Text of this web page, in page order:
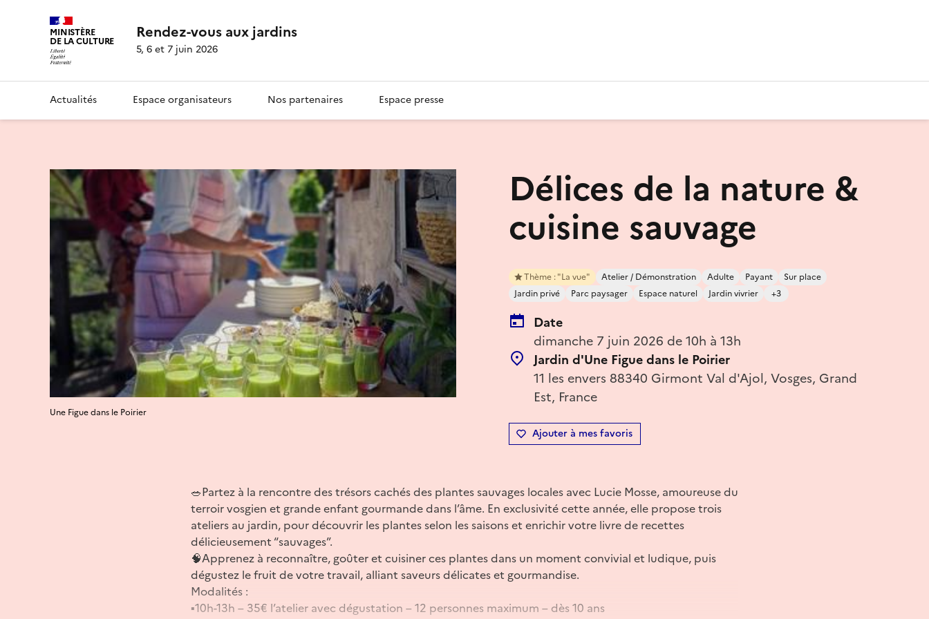
MINISTÈRE
DE LA CULTURE Rendez-vous aux jardins
5, 6 et 7 juin 2026
Actualités Espace organisateurs Nos partenaires Espace presse
Délices de la nature &
cuisine sauvage
Thème : "La vue" Atelier / Démonstration Adulte Payant
Sur place
Jardin privé
Parc paysager Espace naturel Jardin vivrier +3
Date
dimanche 7 juin 2026 de 10h à 13h
Jardin d'Une Figue dans le Poirier
11 les envers 88340 Girmont Val d'Ajol, Vosges, Grand
Est, France
Ajouter à mes favoris
Une Figue dans le Poirier
🥗Partez à la rencontre des trésors cachés des plantes sauvages locales avec Lucie Mosse, amoureuse du
terroir vosgien et grande enfant gourmande dans l’âme. En exclusivité cette année, elle propose trois
ateliers au jardin, pour découvrir les plantes selon les saisons et enrichir votre livre de recettes
délicieusement “sauvages”.
🧠Apprenez à reconnaître, goûter et cuisiner ces plantes dans un moment convivial et ludique, puis
dégustez le fruit de votre travail, alliant saveurs délicates et gourmandise.
Modalités :
▪️10h-13h – 35€ l’atelier avec dégustation – 12 personnes maximum – dès 10 ans